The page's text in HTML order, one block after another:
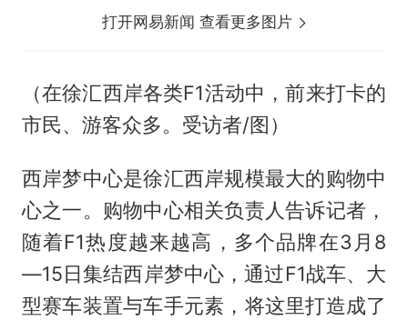
打开网易新闻 查看更多图片
（在徐汇西岸各类F1活动中，前来打卡的
市民、游客众多。受访者/图）
西岸梦中心是徐汇西岸规模最大的购物中
心之一。购物中心相关负责人告诉记者，
随着F1热度越来越高，多个品牌在3月8
—15日集结西岸梦中心，通过F1战车、大
型赛车装置与车手元素，将这里打造成了